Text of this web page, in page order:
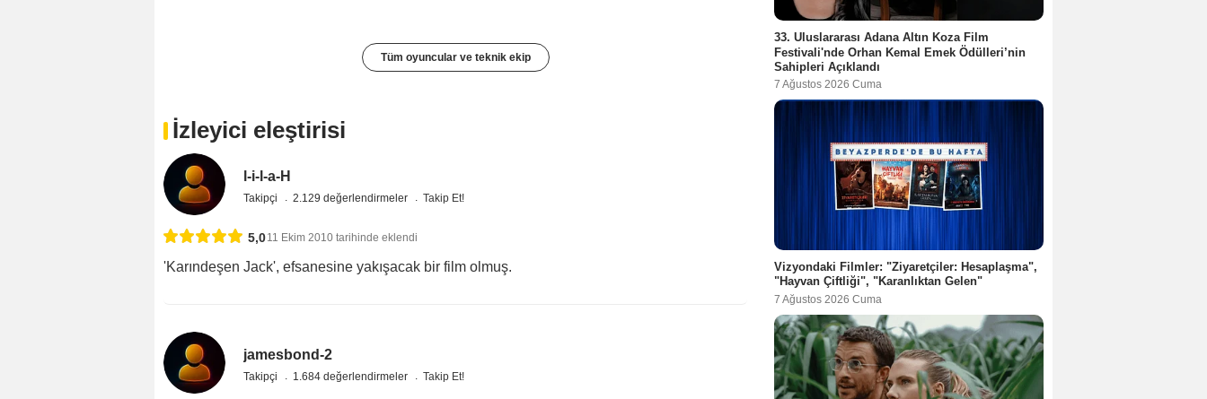
Tüm oyuncular ve teknik ekip
İzleyici eleştirisi
l-i-l-a-H
Takipçi 2.129 değerlendirmeler Takip Et!
5,011 Ekim 2010 tarihinde eklendi
'Karındeşen Jack', efsanesine yakışacak bir film olmuş.
jamesbond-2
Takipçi 1.684 değerlendirmeler Takip Et!
33. Uluslararası Adana Altın Koza Film
Festivali'nde Orhan Kemal Emek Ödülleri’nin
Sahipleri Açıklandı
7 Ağustos 2026 Cuma
Vizyondaki Filmler: "Ziyaretçiler: Hesaplaşma",
"Hayvan Çiftliği", "Karanlıktan Gelen"
7 Ağustos 2026 Cuma